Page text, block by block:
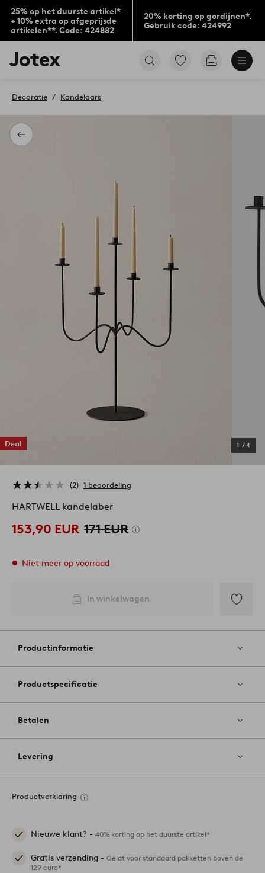
25% op het duurste artikel*
+ 10% extra op afgeprijsde
artikelen**. Code: 424882
20% korting op gordijnen*.
Gebruik code: 424992
Jotex
logo
to
home
page
Ga
Go
Terug
Decoratie Kandelaars
Deal 1 /4
2 1 beoordeling
HARTWELL kandelaber
153,90 EUR 171 EUR
Niet meer op voorraad
In winkelwagen
aan
Productinformatie
Productspecificatie
Betalen
Levering
Productverklaring
Nieuwe klant? - 40% korting op het duurste artikel*
Gratis verzending - Geldt voor standaard pakketten boven de
129 euro*